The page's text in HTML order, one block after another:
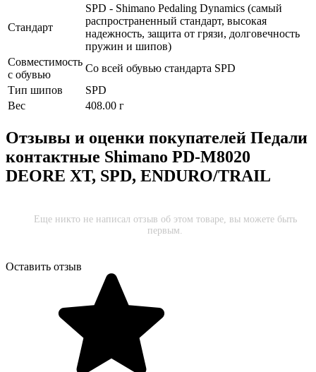
Стандарт
SPD - Shimano Pedaling Dynamics (самый
распространенный стандарт, высокая
надежность, защита от грязи, долговечность
пружин и шипов)
Совместимость
с обувью
Со всей обувью стандарта SPD
Тип шипов
SPD
Вес
408.00 г
Отзывы и оценки покупателей Педали
контактные Shimano PD-M8020
DEORE XT, SPD, ENDURO/TRAIL
Еще никто не написал отзыв об этом товаре, вы можете быть
первым.
Оставить отзыв